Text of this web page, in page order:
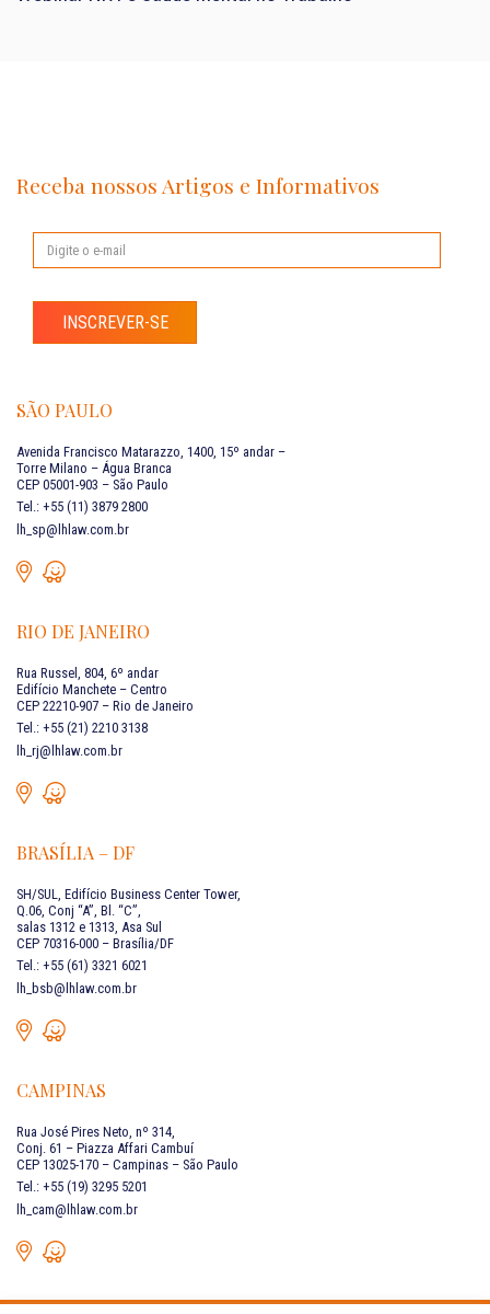
Receba nossos Artigos e Informativos
INSCREVER-SE
SÃO PAULO
Avenida Francisco Matarazzo, 1400, 15º andar –
Torre Milano – Água Branca
CEP 05001-903 – São Paulo
Tel.: +55 (11) 3879 2800
lh_sp@lhlaw.com.br
RIO DE JANEIRO
Rua Russel, 804, 6º andar
Edifício Manchete – Centro
CEP 22210-907 – Rio de Janeiro
Tel.: +55 (21) 2210 3138
lh_rj@lhlaw.com.br
BRASÍLIA – DF
SH/SUL, Edifício Business Center Tower,
Q.06, Conj “A”, Bl. “C”,
salas 1312 e 1313, Asa Sul
CEP 70316-000 – Brasília/DF
Tel.: +55 (61) 3321 6021
lh_bsb@lhlaw.com.br
CAMPINAS
Rua José Pires Neto, nº 314,
Conj. 61 – Piazza Affari Cambuí
CEP 13025-170 – Campinas – São Paulo
Tel.: +55 (19) 3295 5201
lh_cam@lhlaw.com.br